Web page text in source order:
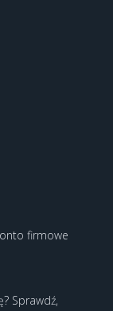
firmowe
Sprawdź,